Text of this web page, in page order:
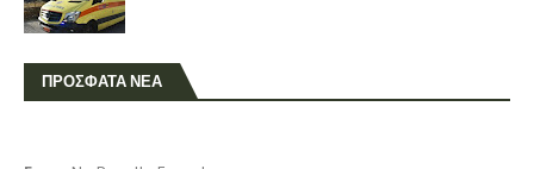
ΠΡΟΣΦΑΤΑ ΝΕΑ